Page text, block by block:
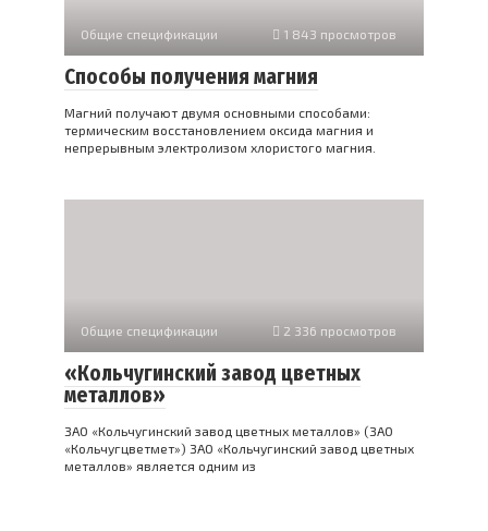
Общие спецификации 1 843 просмотров
Способы получения магния
Магний получают двумя основными способами:
термическим восстановлением оксида магния и
непрерывным электролизом хлористого магния.
Общие спецификации 2 336 просмотров
«Кольчугинский завод цветных
металлов»
ЗАО «Кольчугинский завод цветных металлов» (ЗАО
«Кольчугцветмет») ЗАО «Кольчугинский завод цветных
металлов» является одним из